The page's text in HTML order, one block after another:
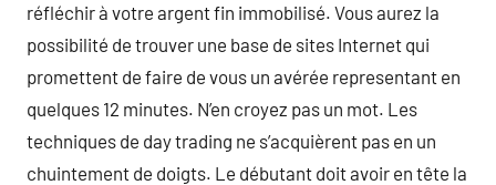
réfléchir à votre argent fin immobilisé. Vous aurez la
possibilité de trouver une base de sites Internet qui
promettent de faire de vous un avérée representant en
quelques 12 minutes. N’en croyez pas un mot. Les
techniques de day trading ne s’acquièrent pas en un
chuintement de doigts. Le débutant doit avoir en tête la